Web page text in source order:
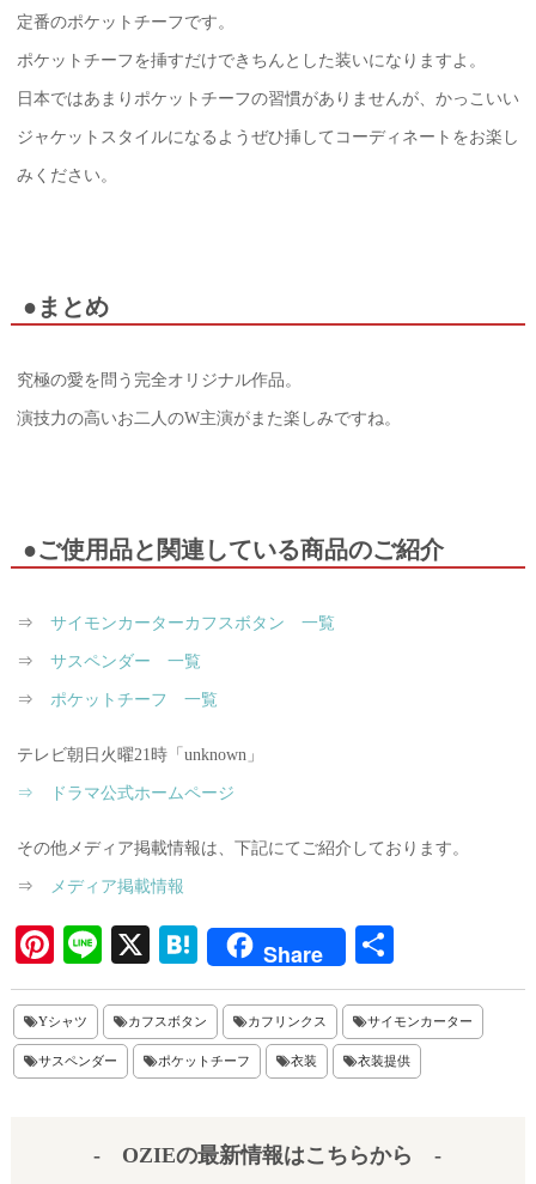
定番のポケットチーフです。
ポケットチーフを挿すだけできちんとした装いになりますよ。
日本ではあまりポケットチーフの習慣がありませんが、かっこいい
ジャケットスタイルになるようぜひ挿してコーディネートをお楽し
みください。
●まとめ
究極の愛を問う完全オリジナル作品。
演技力の高いお二人のW主演がまた楽しみですね。
●ご使用品と関連している商品のご紹介
⇒ サイモンカーターカフスボタン 一覧
⇒ サスペンダー 一覧
⇒ ポケットチーフ 一覧
テレビ朝日火曜21時「unknown」
⇒ ドラマ公式ホームページ
その他メディア掲載情報は、下記にてご紹介しております。
⇒ メディア掲載情報
Pi
nt
er
es
Li
ne
X
H
at
en
a
Share
有
Yシャツ カフスボタン カフリンクス サイモンカーター
サスペンダー ポケットチーフ 衣装 衣装提供
- OZIEの最新情報はこちらから -